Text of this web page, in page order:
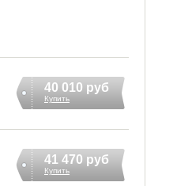
40 010 руб
Купить
41 470 руб
Купить